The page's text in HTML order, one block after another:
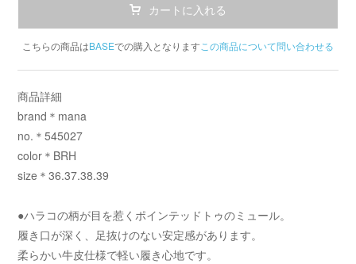
カートに入れる
こちらの商品はBASEでの購入となります この商品について問い合わせる
商品詳細
brand＊mana
no.＊545027
color＊BRH
size＊36.37.38.39
●ハラコの柄が目を惹くポインテッドトゥのミュール。
履き口が深く、足抜けのない安定感があります。
柔らかい牛皮仕様で軽い履き心地です。